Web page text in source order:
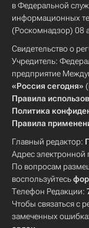
в Федеральной
информационных
(Роскомнадзор) 08
Свидетельство о
Учредитель:
предприятие
«Россия сегодня»
Правила
Политика
Правила
Главный редактор:
Адрес электронной
По вопросам
воспользуйтесь
Телефон Редакции:
Чтобы связаться с
замеченных